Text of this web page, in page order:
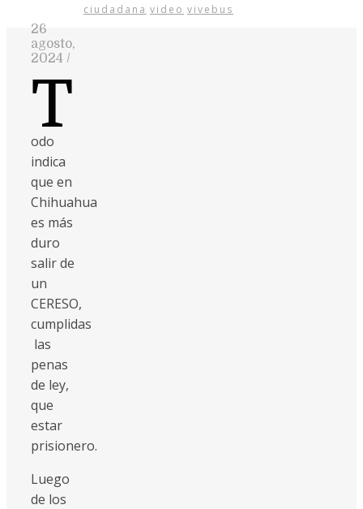
26
agosto,
2024 /
T
odo
indica
que en
Chihuahua
es más
duro
salir de
un
CERESO,
cumplidas
las
penas
de ley,
que
estar
prisionero.
Luego
de los
ciudadana video vivebus